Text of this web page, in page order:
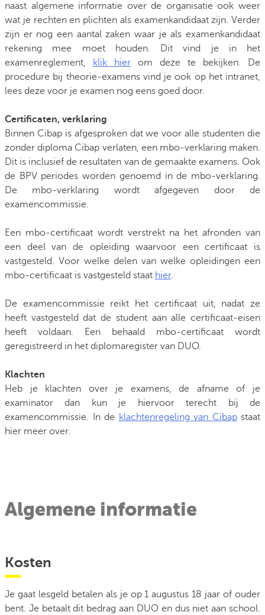
naast algemene informatie over de organisatie ook weer
wat je rechten en plichten als examenkandidaat zijn. Verder
zijn er nog een aantal zaken waar je als examenkandidaat
rekening mee moet houden. Dit vind je in het
examenreglement,
klik hier om deze te bekijken. De
procedure bij theorie-examens vind je ook op het intranet,
lees deze voor je examen nog eens goed door.
Certificaten, verklaring
Binnen Cibap is afgesproken dat we voor alle studenten die
zonder diploma Cibap verlaten, een mbo-verklaring maken.
Dit is inclusief de resultaten van de gemaakte examens. Ook
de BPV periodes worden genoemd in de mbo-verklaring.
De mbo-verklaring wordt afgegeven door de
examencommissie.
Een mbo-certificaat wordt verstrekt na het afronden van
een deel van de opleiding waarvoor een certificaat is
vastgesteld. Voor welke delen van welke opleidingen een
mbo-certificaat is vastgesteld staat hier.
De examencommissie reikt het certificaat uit, nadat ze
heeft vastgesteld dat de student aan alle certificaat-eisen
heeft voldaan. Een behaald mbo-certificaat wordt
geregistreerd in het diplomaregister van DUO.
Klachten
Heb je klachten over je examens, de afname of je
examinator dan kun je hiervoor terecht bij de
examencommissie. In de klachtenregeling van Cibapstaat
hier meer over.
Algemene informatie
Kosten
Je gaat lesgeld betalen als je op 1 augustus 18 jaar of ouder
bent. Je betaalt dit bedrag aan DUO en dus niet aan school.